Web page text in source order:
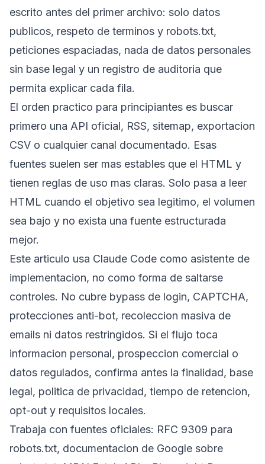
escrito antes del primer archivo: solo datos
publicos, respeto de terminos y robots.txt,
peticiones espaciadas, nada de datos personales
sin base legal y un registro de auditoria que
permita explicar cada fila.
El orden practico para principiantes es buscar
primero una API oficial, RSS, sitemap, exportacion
CSV o cualquier canal documentado. Esas
fuentes suelen ser mas estables que el HTML y
tienen reglas de uso mas claras. Solo pasa a leer
HTML cuando el objetivo sea legitimo, el volumen
sea bajo y no exista una fuente estructurada
mejor.
Este articulo usa Claude Code como asistente de
implementacion, no como forma de saltarse
controles. No cubre bypass de login, CAPTCHA,
protecciones anti-bot, recoleccion masiva de
emails ni datos restringidos. Si el flujo toca
informacion personal, prospeccion comercial o
datos regulados, confirma antes la finalidad, base
legal, politica de privacidad, tiempo de retencion,
opt-out y requisitos locales.
Trabaja con fuentes oficiales: RFC 9309 para
robots.txt, documentacion de Google sobre